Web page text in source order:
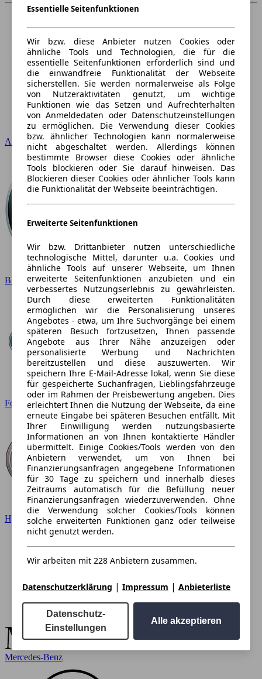
Audi
BMW
Ford
Hyundai
Mercedes-Benz
Essentielle Seitenfunktionen
Wir bzw. diese Anbieter nutzen Cookies oder
ähnliche Tools und Technologien, die für die
essentielle Seitenfunktionen erforderlich sind und
die einwandfreie Funktionalität der Webseite
sicherstellen. Sie werden normalerweise als Folge
von Nutzeraktivitäten genutzt, um wichtige
Funktionen wie das Setzen und Aufrechterhalten
von Anmeldedaten oder Datenschutzeinstellungen
zu ermöglichen. Die Verwendung dieser Cookies
bzw. ähnlicher Technologien kann normalerweise
nicht abgeschaltet werden. Allerdings können
bestimmte Browser diese Cookies oder ähnliche
Tools blockieren oder Sie darauf hinweisen. Das
Blockieren dieser Cookies oder ähnlicher Tools kann
die Funktionalität der Webseite beeinträchtigen.
Erweiterte Seitenfunktionen
Wir bzw. Drittanbieter nutzen unterschiedliche
technologische Mittel, darunter u.a. Cookies und
ähnliche Tools auf unserer Webseite, um Ihnen
erweiterte Seitenfunktionen anzubieten und ein
verbessertes Nutzungserlebnis zu gewährleisten.
Durch diese erweiterten Funktionalitäten
ermöglichen wir die Personalisierung unseres
Angebotes - etwa, um Ihre Suchvorgänge bei einem
späteren Besuch fortzusetzen, Ihnen passende
Angebote aus Ihrer Nähe anzuzeigen oder
personalisierte Werbung und Nachrichten
bereitzustellen und diese auszuwerten. Wir
speichern Ihre E-Mail-Adresse lokal, wenn Sie diese
für gespeicherte Suchanfragen, Lieblingsfahrzeuge
oder im Rahmen der Preisbewertung angeben. Dies
erleichtert Ihnen die Nutzung der Webseite, da eine
erneute Eingabe bei späteren Besuchen entfällt. Mit
Ihrer Einwilligung werden nutzungsbasierte
Informationen an von Ihnen kontaktierte Händler
übermittelt. Einige Cookies/Tools werden von den
Anbietern verwendet, um von Ihnen bei
Finanzierungsanfragen angegebene Informationen
für 30 Tage zu speichern und innerhalb dieses
Zeitraums automatisch für die Befüllung neuer
Finanzierungsanfragen wiederzuverwenden. Ohne
die Verwendung solcher Cookies/Tools können
solche erweiterten Funktionen ganz oder teilweise
nicht genutzt werden.
Wir arbeiten mit 228 Anbietern zusammen.
Datenschutzerklärung | Impressum | Anbieterliste
Datenschutz-
Einstellungen
Alle akzeptieren